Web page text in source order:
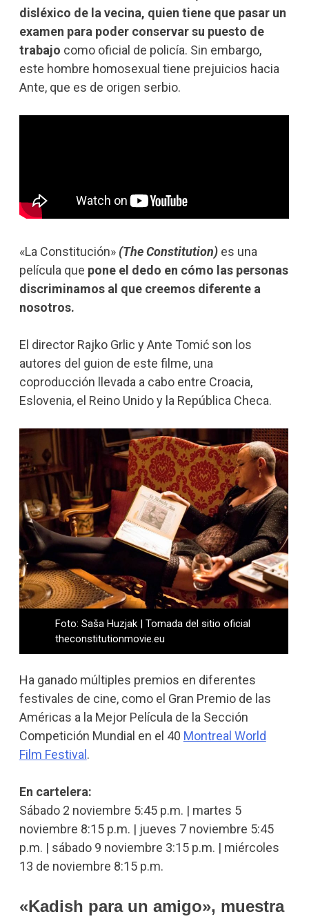
disléxico de la vecina, quien tiene que pasar un
examen para poder conservar su puesto de
trabajo como oficial de policía. Sin embargo,
este hombre homosexual tiene prejuicios hacia
Ante, que es de origen serbio.
«La Constitución» (The Constitution)es una
película que pone el dedo en cómo las personas
discriminamos al que creemos diferente a
nosotros.
El director Rajko Grlic y Ante Tomić son los
autores del guion de este filme, una
coproducción llevada a cabo entre Croacia,
Eslovenia, el Reino Unido y la República Checa.
Foto: Saša Huzjak | Tomada del sitio oficial
theconstitutionmovie.eu
Ha ganado múltiples premios en diferentes
festivales de cine, como el Gran Premio de las
Américas a la Mejor Película de la Sección
Competición Mundial en el 40 Montreal World
Film Festival .
En cartelera:
Sábado 2 noviembre 5:45 p.m. | martes 5
noviembre 8:15 p.m. | jueves 7 noviembre 5:45
p.m. | sábado 9 noviembre 3:15 p.m. | miércoles
13 de noviembre 8:15 p.m.
«Kadish para un amigo», muestra